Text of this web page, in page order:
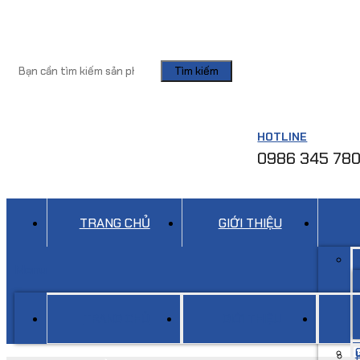
Tìm kiếm
HOTLINE
0986 345 780
TRANG CHỦ GIỚI THIỆU